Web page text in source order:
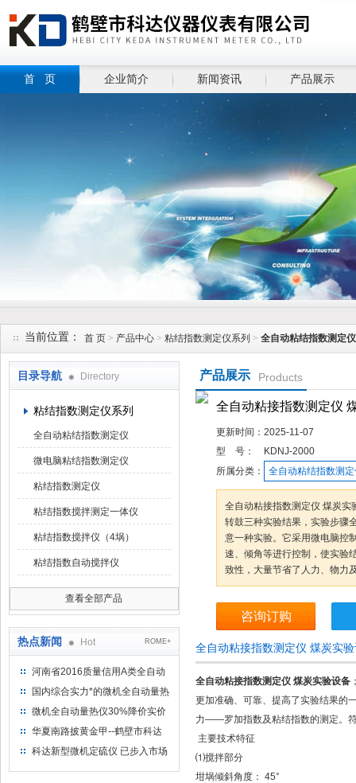
首 页 企业简介 新闻资讯 产品展示
当前位置： 首 页 > 产品中心 > 粘结指数测定仪系列 > 全自动粘结指数测定仪
目录导航 Directory
粘结指数测定仪系列
全自动粘结指数测定仪
微电脑粘结指数测定仪
粘结指数测定仪
粘结指数搅拌测定一体仪
粘结指数搅拌仪（4埚）
粘结指数自动搅拌仪
查看全部产品
热点新闻 Hot ROME+
河南省2016质量信用A类全自动
量热仪
国内综合实力*的微机全自动量热
仪制造企业
微机全自动量热仪30%降价实价
出售
华夏南路披黄金甲--鹤壁市科达
仪器仪表有限公司
科达新型微机定硫仪 已步入市场
产品展示 Products
全自动粘接指数测定仪
更新时间： 2025-11-07
型 号：
KDNJ-2000
所属分类：
全自动粘结指数测
全自动粘接指数测定仪 煤炭实
转鼓三种实验结果，实验步骤
意一种实验。它采用微电脑控
速、倾角等进行控制，使实验
致性，大量节省了人力、物力
咨询订购
全自动粘接指数测定仪 煤炭实
全自动粘接指数测定仪 煤炭实验设备
更加准确、可靠、提高了实验结果的
力——罗加指数及粘结指数的测定。
主要技术特征
⑴搅拌部分
坩埚倾斜角度： 45°